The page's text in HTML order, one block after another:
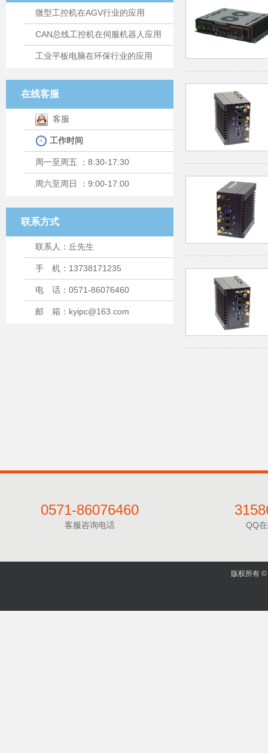
微型工控机在AGV行业的应用
CAN总线工控机在伺服机器人应用
工业平板电脑在环保行业的应用
在线客服
客服
工作时间
周一至周五 ：8:30-17:30
周六至周日 ：9:00-17:00
联系方式
联系人：丘先生
手 机：13738171235
电 话：0571-86076460
邮 箱：kyipc@163.com
0571-86076460
客服咨询电话 QQ
版权所有